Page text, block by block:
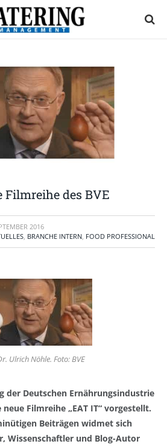
Filmreihe des BVE
2016
, BRANCHE INTERN, FOOD PROFESSIONAL
Ulrich Nöhle. Foto: BVE
der Deutschen Ernährungsindustrie
Filmreihe „EAT IT“ vorgestellt.
Beiträgen widmet sich
Wissenschaftler und Blog-Autor